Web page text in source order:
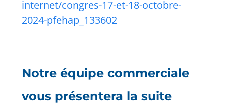
internet/congres-17-et-18-octobre-
2024-pfehap_133602
Notre équipe commerciale
vous présentera la suite